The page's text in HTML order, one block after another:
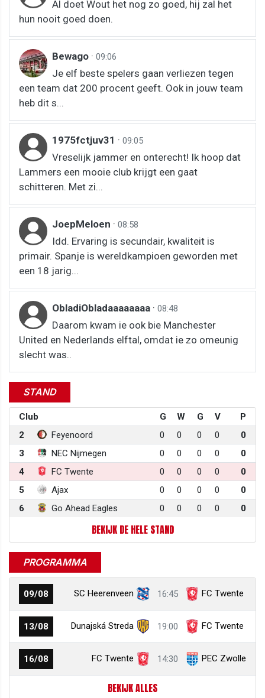
Al doet Wout het nog zo goed, hij zal het
hun nooit goed doen.
Bewago · 09:06
Je elf beste spelers gaan verliezen tegen
een team dat 200 procent geeft. Ook in jouw team
heb dit s...
1975fctjuv31 · 09:05
Vreselijk jammer en onterecht! Ik hoop dat
Lammers een mooie club krijgt een gaat
schitteren. Met zi...
JoepMeloen · 08:58
Idd. Ervaring is secundair, kwaliteit is
primair. Spanje is wereldkampioen geworden met
een 18 jarig...
ObladiObladaaaaaaaa · 08:48
Daarom kwam ie ook bie Manchester
United en Nederlands elftal, omdat ie zo omeunig
slecht was..
STAND
Club G W G V
P
2
Feyenoord 0 0 0 0
0
3
NEC Nijmegen 0 0 0 0
0
4
FC Twente 0 0 0 0
0
5
Ajax 0 0 0 0
0
6
Go Ahead Eagles 0 0 0 0 0
BEKIJK DE HELE STAND
PROGRAMMA
09/08 SC Heerenveen 16:45 FC Twente
13/08 Dunajská Streda 19:00 FC Twente
16/08 FC Twente 14:30 PEC Zwolle
BEKIJK ALLES